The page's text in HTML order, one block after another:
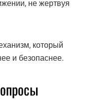
не жертвуя
который
и безопаснее.